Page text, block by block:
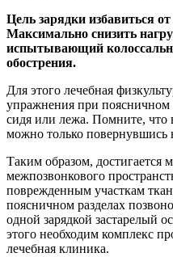
Цель зарядки избавиться
Максимально снизить
испытывающий
обострения.
Для этого лечебная
упражнения при поясничном
сидя или лежа. Помните, что
можно только повернувшись
Таким образом, достигается
межпозвонкового
поврежденным участкам
поясничном разделах
одной зарядкой застарелый
этого необходим комплекс
лечебная клиника.